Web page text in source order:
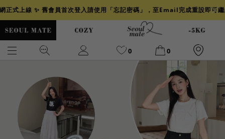
正式上線 ✨ 舊會員首次登入請使用「忘記密碼」，至Email完成重設即可
0 0
背心 舒芙蕾
小香風 牛仔